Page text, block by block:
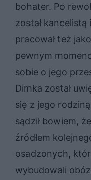
bohater. Po
został kancelistą
pracował też
pewnym
sobie o jego
Dimka został
się z jego
sądził bowiem,
źródłem
osadzonych,
wybudowali